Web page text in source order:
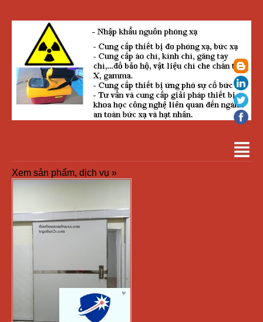
Xem sản phẩm, dịch vụ »